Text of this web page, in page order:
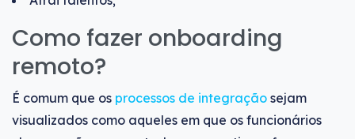
Como fazer onboarding
remoto?
É comum que os processos de integração sejam
visualizados como aqueles em que os funcionários